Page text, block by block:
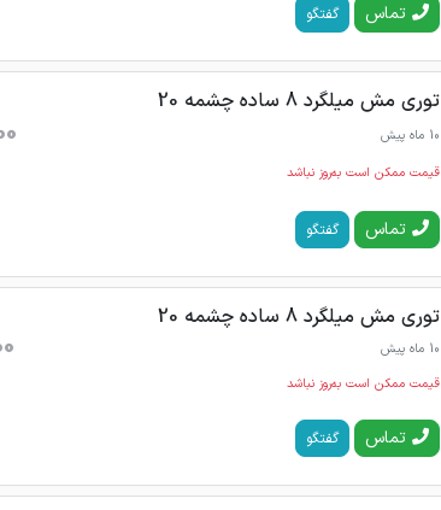
تماس گفتگو
توری مش میلگرد 8 ساده چشمه 20
10 ماه پیش
قیمت ممکن است به‌روز نباشد
تماس گفتگو
توری مش میلگرد 8 ساده چشمه 20
10 ماه پیش
قیمت ممکن است به‌روز نباشد
تماس گفتگو